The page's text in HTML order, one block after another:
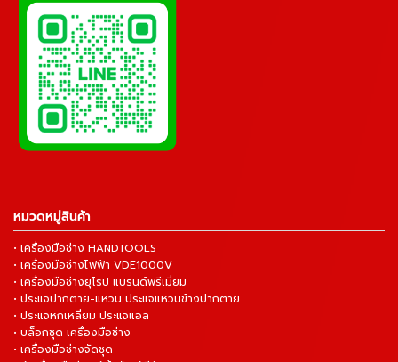
หมวดหมู่สินค้า
• เครื่องมือช่าง HANDTOOLS
• เครื่องมือช่างไฟฟ้า VDE1000V
• เครื่องมือช่างยุโรป แบรนด์พรีเมี่ยม
• ประแจปากตาย-แหวน ประแจแหวนข้างปากตาย
• ประแจหกเหลี่ยม ประแจแอล
• บล็อกชุด เครื่องมือช่าง
• เครื่องมือช่างจัดชุด